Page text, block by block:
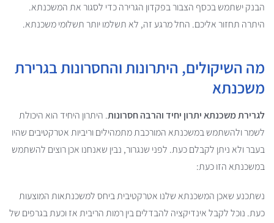
הבנק ישתמש בכסף הצבור בפקדון הגרירה כדי לסגור את המשכנתא.
היתרה תחזור אליכם. החל מרגע זה, לא תשלמו יותר תשלומי משכנתא.
מה השיקולים, היתרונות והחסרונות בגרירת
משכנתא
לגרירת משכנתא יתרון יחיד והרבה חסרונות. היתרון היחיד הוא היכולת
לשמר ולהשתמש במשכנתא המורכבת מתמהילים וריביות אטרקטיבים שהיו
בעבר ולא ניתן לקבלם כעת. לפני שנגרור, נבין שאנחנו אכן רוצים להשתמש
במשכנתא הזו כעת:
נשתכנע שאכן המשכנתא שלנו אטרקטיבית ביחס למשכנתאות המוצעות
כעת. נוכל לקבל אינדיקציה להבדלים בין רמות הריבית אז וכעת בגרפים של